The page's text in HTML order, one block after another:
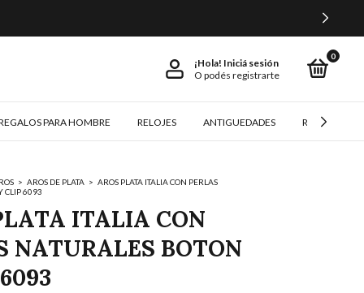
¡Hola! Iniciá sesión
O podés registrarte
0
PARA HOMBRE RELOJES ANTIGUEDADES REGALOS Y
> AROS DE PLATA > AROS PLATA ITALIA CON PERLAS
CLIP 6093
ITALIA CON
NATURALES BOTON